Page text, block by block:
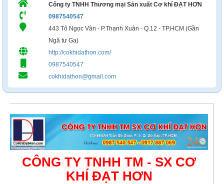
Công ty TNHH Thương mại Sản xuất Cơ khí ĐẠT HƠN
0987540547
443 Tô Ngọc Vân - P.Thạnh Xuân - Q.12 - TP.HCM (Gần
Ngã tư Ga)
http://cokhidathon.com/
0987540547
cokhidathon@gmail.com
CÔNG TY TNHH TM - SX CƠ
KHÍ ĐẠT HƠN